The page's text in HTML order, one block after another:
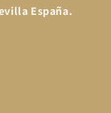
España.